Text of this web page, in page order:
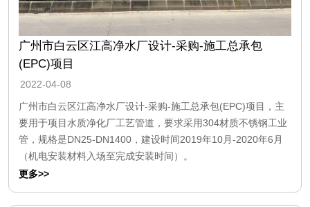
广州市白云区江高净水厂设计-采购-施工总承包
(EPC)项目
2022-04-08
广州市白云区江高净水厂设计-采购-施工总承包(EPC)项目，主
要用于项目水质净化厂工艺管道，要求采用304材质不锈钢工业
管，规格是DN25-DN1400，建设时间2019年10月-2020年6月
（机电安装材料入场至完成安装时间）。
更多>>